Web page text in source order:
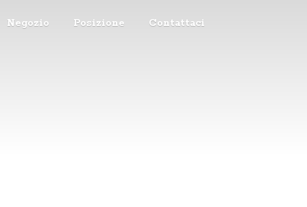
Negozio Posizione Contattaci